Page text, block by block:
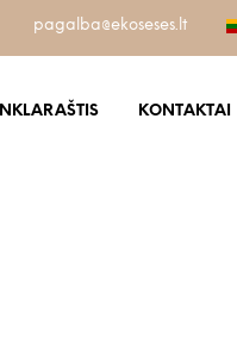
pagalba@ekoseses.lt
KONTAKTAI